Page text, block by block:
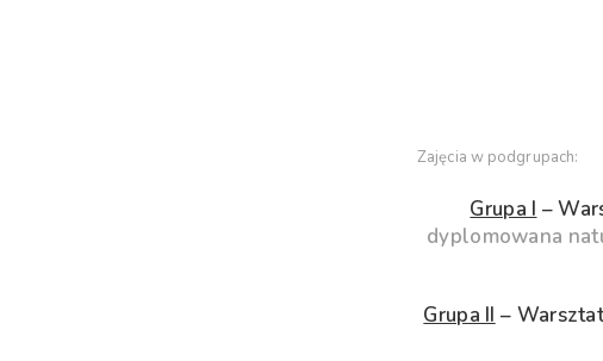
Zajęcia w podgrupach:
Grupa I –
dyplomowana
Grupa II –